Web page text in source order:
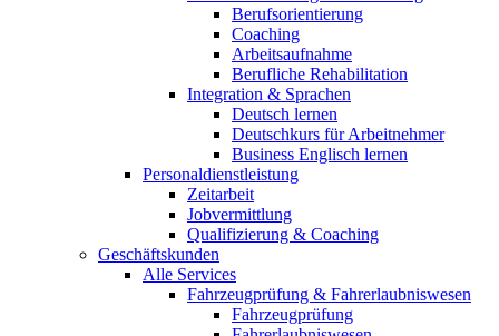
Berufsorientierung
Coaching
Arbeitsaufnahme
Berufliche Rehabilitation
Integration & Sprachen
Deutsch lernen
Deutschkurs für Arbeitnehmer
Business Englisch lernen
Personaldienstleistung
Zeitarbeit
Jobvermittlung
Qualifizierung & Coaching
Geschäftskunden
Alle Services
Fahrzeugprüfung & Fahrerlaubniswesen
Fahrzeugprüfung